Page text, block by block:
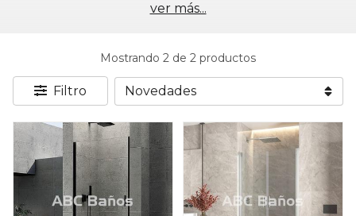
ver más...
Mostrando 2 de 2 productos
Filtro